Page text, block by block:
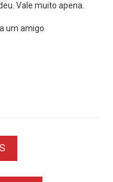
em qualquerCâmera
Vale muito apena.
um amigo